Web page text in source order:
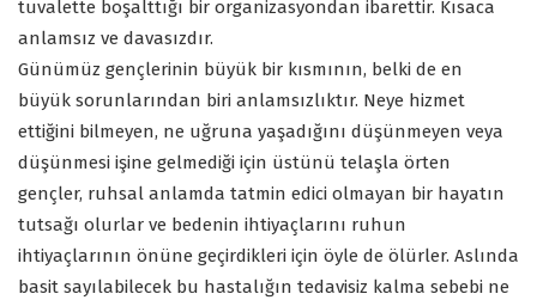
tuvalette boşalttığı bir organizasyondan ibarettir. Kısaca
anlamsız ve davasızdır.
Günümüz gençlerinin büyük bir kısmının, belki de en
büyük sorunlarından biri anlamsızlıktır. Neye hizmet
ettiğini bilmeyen, ne uğruna yaşadığını düşünmeyen veya
düşünmesi işine gelmediği için üstünü telaşla örten
gençler, ruhsal anlamda tatmin edici olmayan bir hayatın
tutsağı olurlar ve bedenin ihtiyaçlarını ruhun
ihtiyaçlarının önüne geçirdikleri için öyle de ölürler. Aslında
basit sayılabilecek bu hastalığın tedavisiz kalma sebebi ne